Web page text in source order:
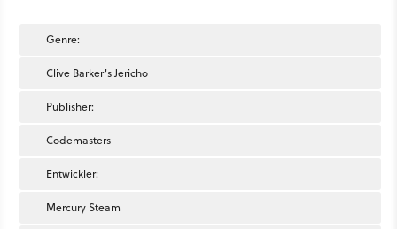
Genre:
Clive Barker's Jericho
Publisher:
Codemasters
Entwickler:
Mercury Steam